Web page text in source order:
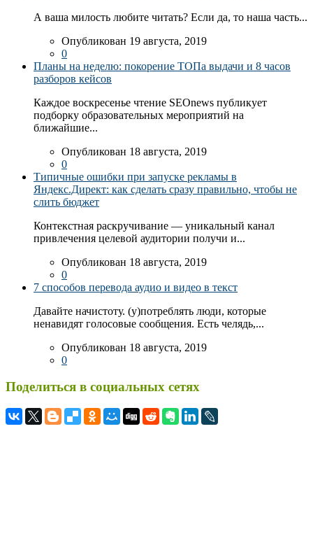
А ваша милость любите читать? Если да, то наша часть...
Опубликован 19 августа, 2019
0
Планы на неделю: покорение ТОПа выдачи и 8 часов
разборов кейсов
Каждое воскресенье чтение SEOnews публикует
подборку образовательных мероприятий на
ближайшие...
Опубликован 18 августа, 2019
0
Типичные ошибки при запуске рекламы в
Яндекс.Директ: как сделать сразу правильно, чтобы не
слить бюджет
Контекстная раскручивание — уникальный канал
привлечения целевой аудитории получи и...
Опубликован 18 августа, 2019
0
7 способов перевода аудио и видео в текст
Давайте начистоту. (у)потреблять люди, которые
ненавидят голосовые сообщения. Есть челядь,...
Опубликован 18 августа, 2019
0
Поделиться в социальных сетях